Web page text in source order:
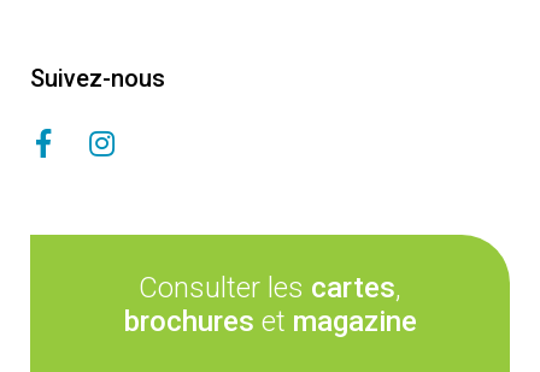
Suivez-nous
Consulter les cartes,
brochures et magazine